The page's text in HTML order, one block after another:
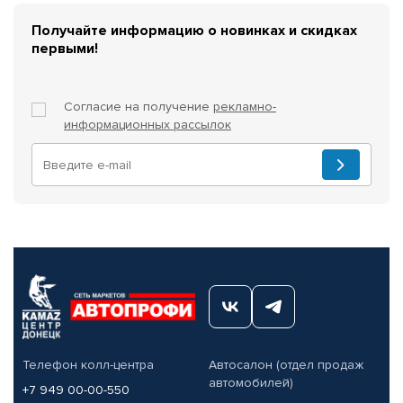
Получайте информацию о новинках и скидках
первыми!
Согласие на получение рекламно-
информационных рассылок
Телефон колл-центра
+7 949 00-00-550
Автосалон (отдел продаж
автомобилей)